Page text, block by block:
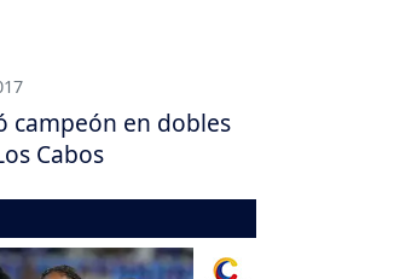
campeón en dobles
Cabos